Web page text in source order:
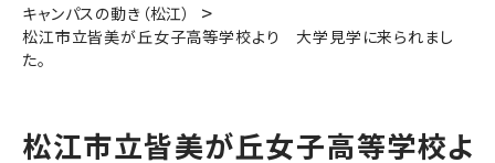
キャンパスの動き（松江）
松江市立皆美が丘女子高等学校より 大学見学に来られまし
た。
松江市立皆美が丘女子高等学校よ